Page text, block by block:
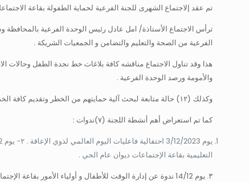
تم عقد إلاجتماع الشهرى للجنة الفرعية لحماية الطفولة بقاعة
ترأس الاجتماع الأستاذة/ امل عادل رئيس الوحدة الفرعية بالمحافظة
الفرعية من الصحة والتعليم والتضامن و الجمعيات الشريكة .
والأمومة ورصد الوحدة الفرعية .
وكذلك (١٢) حالة متابعة لبحث آلية حمايتهم من الخطر وتقديم كافة الخدمات وسبل الدعم اللازم لهم .
كما تم استعراض أهم أنشطة اللجنة (٧)ندوات :
التعليمية بقاعة الإجتماعات ديوان عام الحي .
٣. يوم 14/12 ندوة عن إدارة الوقت للأطفال و أولياء الأمور بقاعة الإجتماعات ديوان عام الحي .